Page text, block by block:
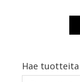
Hae tuotteita